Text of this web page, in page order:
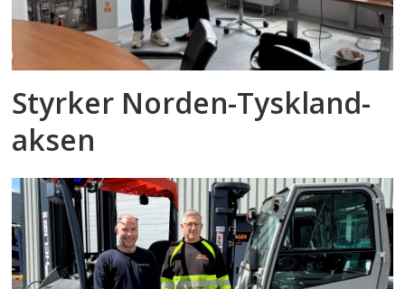
Styrker Norden-Tyskland-
aksen